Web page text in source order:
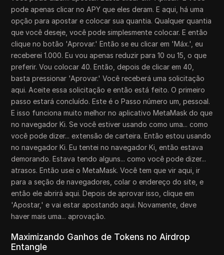
pode apenas clicar no APY que eles deram. E aqui, há uma
opção para apostar e colocar sua quantia. Qualquer quantia
que você deseje, você pode simplesmente colocar. E então
clique no botão 'Aprovar.' Então se eu clicar em 'Máx.', eu
receberei 1.000. Eu vou apenas reduzir para 10 ou 15, o que
preferir. Vou colocar 40. Então, depois de clicar em 40,
basta pressionar 'Aprovar.' Você receberá uma solicitação
aqui. Aceite essa solicitação e então está feito. O primeiro
passo estará concluído. Este é o Passo número um, pessoal.
E isso funciona muito melhor no aplicativo MetaMask do que
no navegador Ki. Se você estiver usando como uma... como
você pode dizer... extensão de carteira. Então estou usando
no navegador Ki. Eu tentei no navegador Ki, então estava
demorando. Estava tendo alguns... como você pode dizer...
atrasos. Então usei o MetaMask. Você tem que vir aqui, ir
para a seção de navegadores, colar o endereço do site, e
então ele abrirá aqui. Depois de aprovar isso, clique em
'Apostar,' e vai estar apostando aqui. Novamente, deve
haver mais uma... aprovação.
Maximizando Ganhos de Tokens no Airdrop
Entangle